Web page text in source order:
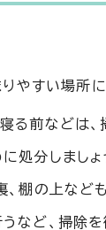
やすい場所
る前などは、
処分しましょ
棚の上など
など、掃除を